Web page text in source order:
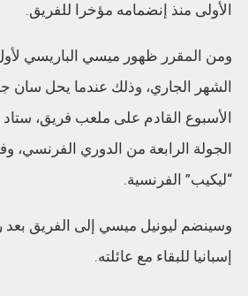
الأولى منذ إنضمامه مؤخرا للفريق.
الشهر الجاري، وذلك عندما يحل سان
الأسبوع القادم على ملعب فريق،
الجولة الرابعة من الدوري الفرنسي،
“ليكيب” الفرنسية.
وسينضم ليونيل ميسي إلى الفريق
إسبانيا للبقاء مع عائلته.